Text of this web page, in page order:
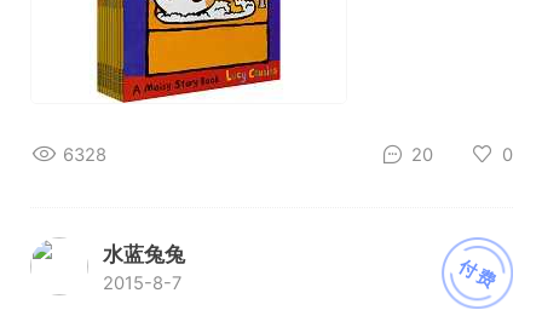
6328 20 0
付费
水蓝兔兔
2015-8-7